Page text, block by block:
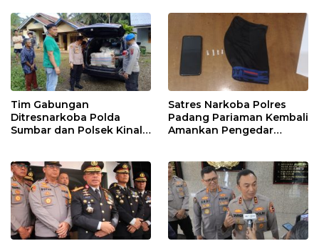
Tim Gabungan
Ditresnarkoba Polda
Sumbar dan Polsek Kinali
Satres Narkoba Polres
Padang Pariaman Kembali
Amankan Pengedar